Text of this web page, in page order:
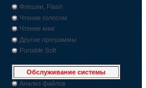
Флешки, Flash
Чтение голосом
Чтение книг
Другие программы
Portable Soft
Обслуживание системы
Анализ файлов